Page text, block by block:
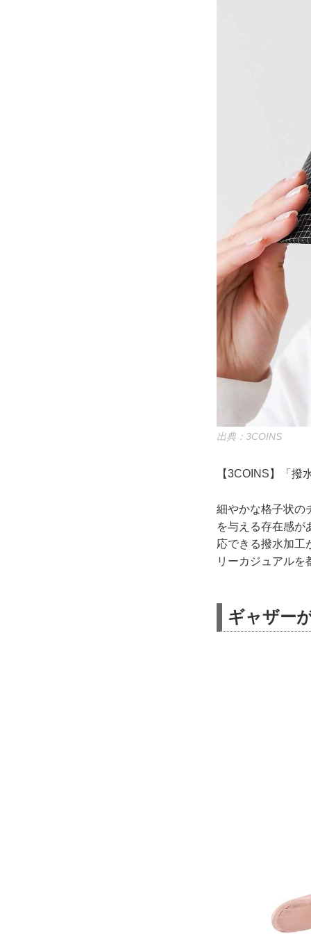
出典：3COINS
【3COINS】「撥
細やかな格子状の
を与える存在感が
応できる撥水加工
リーカジュアルを
ギャザー